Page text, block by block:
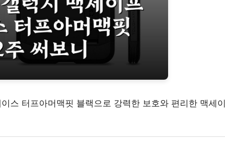
스 터프아머맥핏 블랙으로 강력한 보호와 편리한 맥세이